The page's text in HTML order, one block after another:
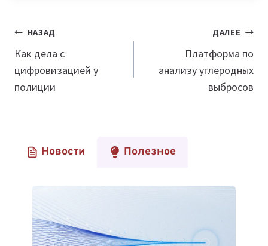
Навигация
по
записям
НАЗАД
Как дела с
цифровизацией у
полиции
ДАЛЕЕ
Платформа по
анализу углеродных
выбросов
Новости Полезное